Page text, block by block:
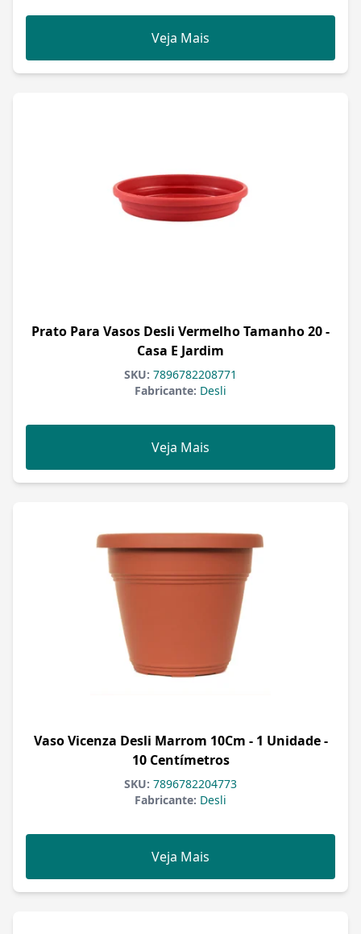
Veja Mais
Prato Para Vasos Desli Vermelho Tamanho 20 -
Casa E Jardim
SKU: 7896782208771
Fabricante: Desli
Veja Mais
Vaso Vicenza Desli Marrom 10Cm - 1 Unidade -
10 Centímetros
SKU: 7896782204773
Fabricante: Desli
Veja Mais